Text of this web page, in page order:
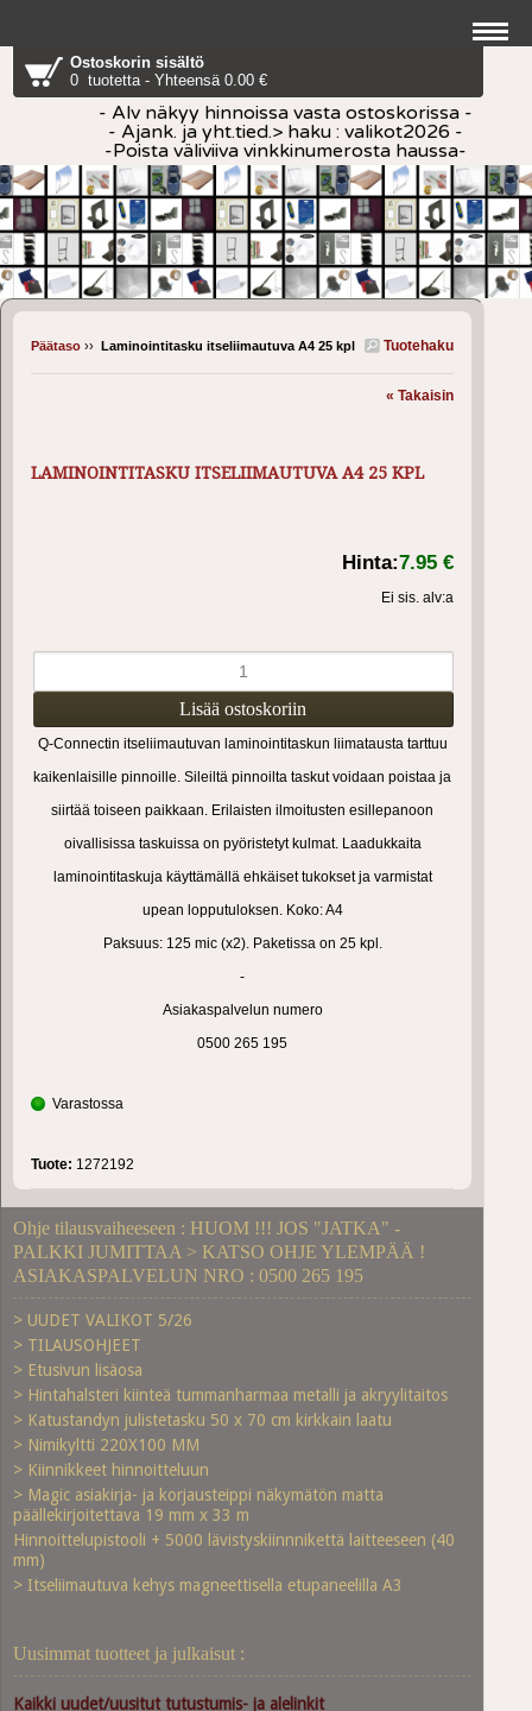
Ostoskorin sisältö
0 tuotetta - Yhteensä 0.00 €
- Alv näkyy hinnoissa vasta ostoskorissa -
- Ajank. ja yht.tied.> haku : valikot2026 -
-Poista väliviiva vinkkinumerosta haussa-
Tuotehaku
Päätaso ›› Laminointitasku itseliimautuva A4 25 kpl
« Takaisin
LAMINOINTITASKU ITSELIIMAUTUVA A4 25 KPL
Hinta:7.95 €
Ei sis. alv:a
Q-Connectin itseliimautuvan laminointitaskun liimatausta tarttuu
kaikenlaisille pinnoille. Sileiltä pinnoilta taskut voidaan poistaa ja
siirtää toiseen paikkaan. Erilaisten ilmoitusten esillepanoon
oivallisissa taskuissa on pyöristetyt kulmat. Laadukkaita
laminointitaskuja käyttämällä ehkäiset tukokset ja varmistat
upean lopputuloksen. Koko: A4
Paksuus: 125 mic (x2). Paketissa on 25 kpl.
-
Asiakaspalvelun numero
0500 265 195
Varastossa
Tuote: 1272192
Ohje tilausvaiheeseen : HUOM !!! JOS "JATKA" -
PALKKI JUMITTAA > KATSO OHJE YLEMPÄÄ !
ASIAKASPALVELUN NRO : 0500 265 195
> UUDET VALIKOT 5/26
> TILAUSOHJEET
> Etusivun lisäosa
> Hintahalsteri kiinteä tummanharmaa metalli ja akryylitaitos
> Katustandyn julistetasku 50 x 70 cm kirkkain laatu
> Nimikyltti 220X100 MM
> Kiinnikkeet hinnoitteluun
> Magic asiakirja- ja korjausteippi näkymätön matta
päällekirjoitettava 19 mm x 33 m
Hinnoittelupistooli + 5000 lävistyskiinnnikettä laitteeseen (40
mm)
> Itseliimautuva kehys magneettisella etupaneelilla A3
Uusimmat tuotteet ja julkaisut :
Kaikki uudet/uusitut tutustumis- ja alelinkit